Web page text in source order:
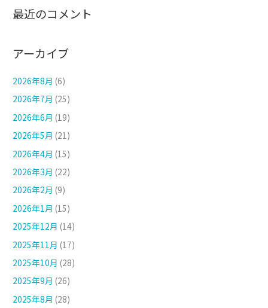
最近のコメント
アーカイブ
2026年8月 (6)
2026年7月 (25)
2026年6月 (19)
2026年5月 (21)
2026年4月 (15)
2026年3月 (22)
2026年2月 (9)
2026年1月 (15)
2025年12月 (14)
2025年11月 (17)
2025年10月 (28)
2025年9月 (26)
2025年8月 (28)